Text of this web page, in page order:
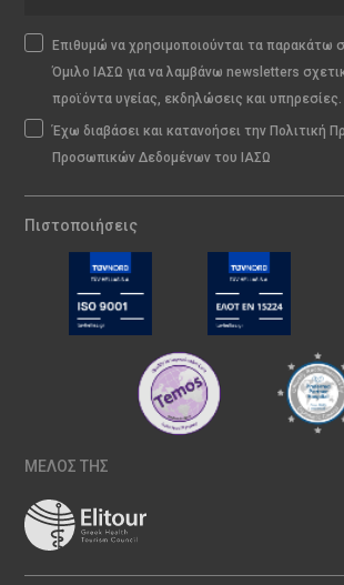
Επιθυμώ να χρησιμοποιούνται τα παρακάτω
Όμιλο ΙΑΣΩ για να λαμβάνω newsletters
προϊόντα υγείας, εκδηλώσεις και υπηρεσίες.
Έχω διαβάσει και κατανοήσει την Πολιτική
Προσωπικών Δεδομένων του ΙΑΣΩ
Πιστοποιήσεις
ΜΕΛΟΣ ΤΗΣ